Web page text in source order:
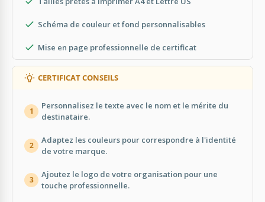
Schéma de couleur et fond personnalisables
Mise en page professionnelle de certificat
CERTIFICAT CONSEILS
1
Personnalisez le texte avec le nom et le mérite du
destinataire.
2
Adaptez les couleurs pour correspondre à l'identité
de votre marque.
3
Ajoutez le logo de votre organisation pour une
touche professionnelle.